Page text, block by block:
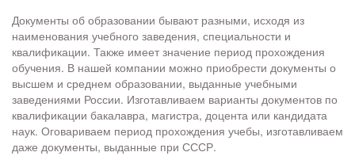
Документы об образовании бывают разными, исходя из
наименования учебного заведения, специальности и
квалификации. Также имеет значение период прохождения
обучения. В нашей компании можно приобрести документы о
высшем и среднем образовании, выданные учебными
заведениями России. Изготавливаем варианты документов по
квалификации бакалавра, магистра, доцента или кандидата
наук. Оговариваем период прохождения учебы, изготавливаем
даже документы, выданные при СССР.